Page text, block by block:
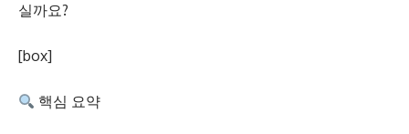
실까요?
[box]
핵심 요약